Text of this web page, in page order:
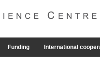
Funding International